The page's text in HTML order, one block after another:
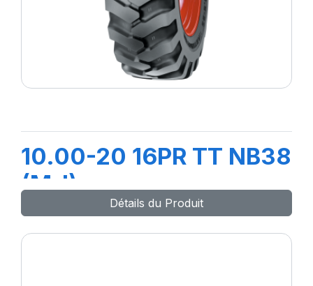
10.00-20 16PR TT NB38
(M-I)
Détails du Produit